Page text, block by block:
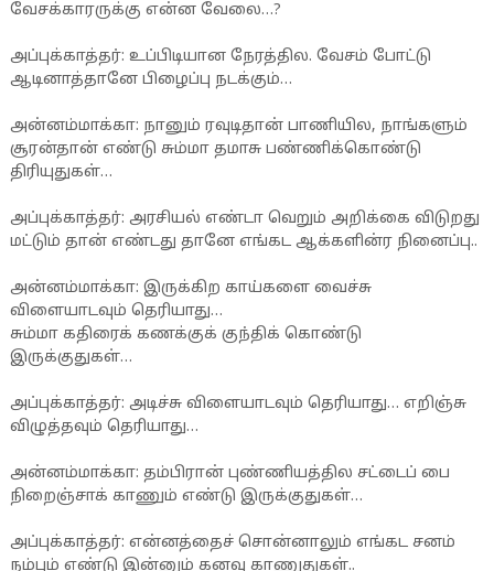
வேசக்காரருக்கு என்ன வேலை…?
அப்புக்காத்தர்: உப்பிடியான நேரத்தில. வேசம் போட்டு
ஆடினாத்தானே பிழைப்பு நடக்கும்…
அன்னம்மாக்கா: நானும் ரவுடிதான் பாணியில, நாங்களும்
சூரன்தான் எண்டு சும்மா தமாசு பண்ணிக்கொண்டு
திரியுதுகள்…
அப்புக்காத்தர்: அரசியல் எண்டா வெறும் அறிக்கை விடுறது
மட்டும் தான் எண்டது தானே எங்கட ஆக்களின்ர நினைப்பு..
அன்னம்மாக்கா: இருக்கிற காய்களை வைச்சு
விளையாடவும் தெரியாது…
சும்மா கதிரைக் கணக்குக் குந்திக் கொண்டு
இருக்குதுகள்…
அப்புக்காத்தர்: அடிச்சு விளையாடவும் தெரியாது… எறிஞ்சு
விழுத்தவும் தெரியாது…
அன்னம்மாக்கா: தம்பிரான் புண்ணியத்தில சட்டைப் பை
நிறைஞ்சாக் காணும் எண்டு இருக்குதுகள்…
அப்புக்காத்தர்: என்னத்தைச் சொன்னாலும் எங்கட சனம்
நம்பும் எண்டு இன்னும் கனவு காணுதுகள்..